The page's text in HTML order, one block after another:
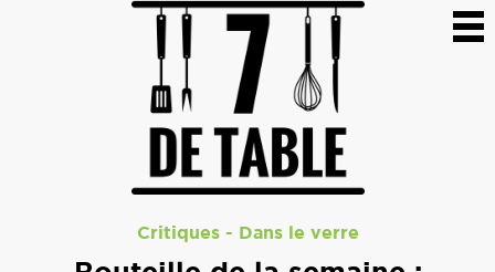
Critiques- Dans le verre